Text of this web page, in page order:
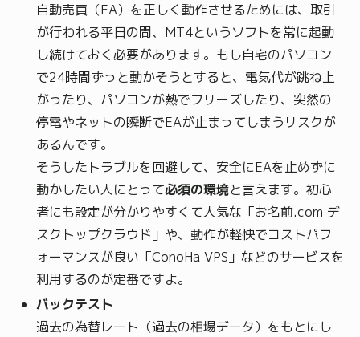
自動売買（EA）を正しく動作させるためには、取引
が行われる平日の間、MT4というソフトを常に起動
し続けておく必要があります。もし自宅のパソコン
で24時間ずっと動かそうとすると、電気代が跳ね上
がったり、パソコンが熱でフリーズしたり、突然の
停電やネットの瞬断でEAが止まってしまうリスクが
あるんです。
そうしたトラブルを回避して、安全にEAを止めずに
動かしたい人にとって必須の環境と言えます。初心
者にも設定が分かりやすくて人気な「お名前.com デ
スクトップクラウド」や、動作が軽快でコストパフ
ォーマンスが良い「ConoHa VPS」などのサービスを
利用するのが定番ですよ。
バックテスト
過去の為替レート（過去の相場データ）をもとにし